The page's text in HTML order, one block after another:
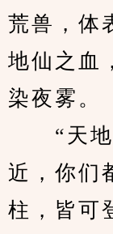
荒兽，体
地仙之血
染夜雾。
“天地
近，你们
柱，皆可